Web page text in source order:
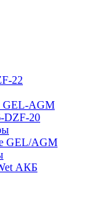
22
GEL-AGM
DZF-20
GEL/AGM
АКБ